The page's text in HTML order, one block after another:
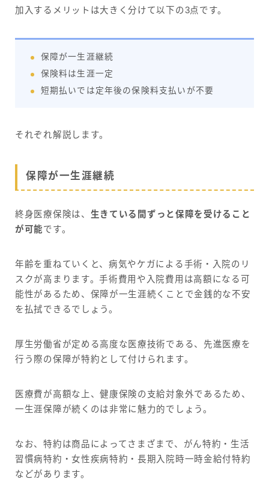
加入するメリットは大きく分けて以下の3点です。
保障が一生涯継続
保険料は生涯一定
短期払いでは定年後の保険料支払いが不要
それぞれ解説します。
保障が一生涯継続
終身医療保険は、 生きている間ずっと保障を受けること
が可能です。
年齢を重ねていくと、病気やケガによる手術・入院のリ
スクが高まります。手術費用や入院費用は高額になる可
能性があるため、保障が一生涯続くことで金銭的な不安
を払拭できるでしょう。
厚生労働省が定める高度な医療技術である、先進医療を
行う際の保障が特約として付けられます。
医療費が高額な上、健康保険の支給対象外であるため、
一生涯保障が続くのは非常に魅力的でしょう。
なお、特約は商品によってさまざまで、がん特約・生活
習慣病特約・女性疾病特約・長期入院時一時金給付特約
などがあります。